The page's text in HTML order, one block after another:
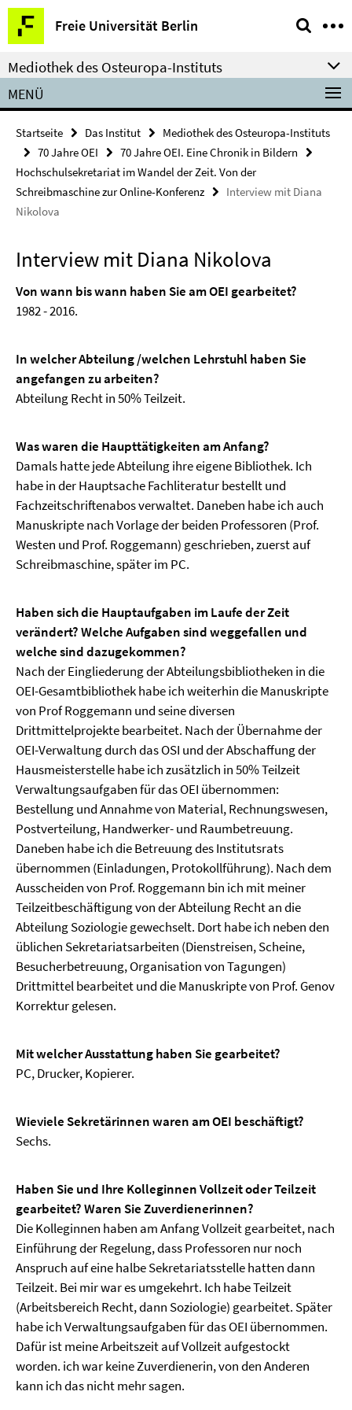
Springe
direkt
zu
Inhalt
Freie Universität Berlin
Service-
Navigation
Mediothek des Osteuropa-Instituts
MENÜ
Startseite Das Institut
Mediothek des Osteuropa-Instituts
70 Jahre OEI
70 Jahre OEI. Eine Chronik in Bildern
Hochschulsekretariat im Wandel der Zeit. Von der
Schreibmaschine zur Online-Konferenz
Interview mit Diana
Nikolova
Interview mit Diana Nikolova
Von wann bis wann haben Sie am OEI gearbeitet?
1982 - 2016.
In welcher Abteilung /welchen Lehrstuhl haben Sie
angefangen zu arbeiten?
Abteilung Recht in 50% Teilzeit.
Was waren die Haupttätigkeiten am Anfang?
Damals hatte jede Abteilung ihre eigene Bibliothek. Ich
habe in der Hauptsache Fachliteratur bestellt und
Fachzeitschriftenabos verwaltet. Daneben habe ich auch
Manuskripte nach Vorlage der beiden Professoren (Prof.
Westen und Prof. Roggemann) geschrieben, zuerst auf
Schreibmaschine, später im PC.
Haben sich die Hauptaufgaben im Laufe der Zeit
verändert? Welche Aufgaben sind weggefallen und
welche sind dazugekommen?
Nach der Eingliederung der Abteilungsbibliotheken in die
OEI-Gesamtbibliothek habe ich weiterhin die Manuskripte
von Prof Roggemann und seine diversen
Drittmittelprojekte bearbeitet. Nach der Übernahme der
OEI-Verwaltung durch das OSI und der Abschaffung der
Hausmeisterstelle habe ich zusätzlich in 50% Teilzeit
Verwaltungsaufgaben für das OEI übernommen:
Bestellung und Annahme von Material, Rechnungswesen,
Postverteilung, Handwerker- und Raumbetreuung.
Daneben habe ich die Betreuung des Institutsrats
übernommen (Einladungen, Protokollführung). Nach dem
Ausscheiden von Prof. Roggemann bin ich mit meiner
Teilzeitbeschäftigung von der Abteilung Recht an die
Abteilung Soziologie gewechselt. Dort habe ich neben den
üblichen Sekretariatsarbeiten (Dienstreisen, Scheine,
Besucherbetreuung, Organisation von Tagungen)
Drittmittel bearbeitet und die Manuskripte von Prof. Genov
Korrektur gelesen.
Mit welcher Ausstattung haben Sie gearbeitet?
PC, Drucker, Kopierer.
Wieviele Sekretärinnen waren am OEI beschäftigt?
Sechs.
Haben Sie und Ihre Kolleginnen Vollzeit oder Teilzeit
gearbeitet? Waren Sie Zuverdienerinnen?
Die Kolleginnen haben am Anfang Vollzeit gearbeitet, nach
Einführung der Regelung, dass Professoren nur noch
Anspruch auf eine halbe Sekretariatsstelle hatten dann
Teilzeit. Bei mir war es umgekehrt. Ich habe Teilzeit
(Arbeitsbereich Recht, dann Soziologie) gearbeitet. Später
habe ich Verwaltungsaufgaben für das OEI übernommen.
Dafür ist meine Arbeitszeit auf Vollzeit aufgestockt
worden. ich war keine Zuverdienerin, von den Anderen
kann ich das nicht mehr sagen.